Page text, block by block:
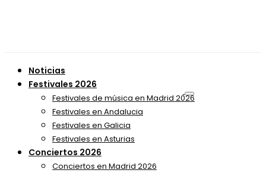
Noticias
Festivales 2026
Festivales de música en Madrid 2026
Festivales en Andalucia
Festivales en Galicia
Festivales en Asturias
Conciertos 2026
Conciertos en Madrid 2026